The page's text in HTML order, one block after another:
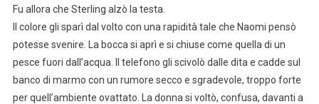
Fu allora che Sterling alzò la testa.
Il colore gli sparì dal volto con una rapidità tale che Naomi pensò
potesse svenire. La bocca si aprì e si chiuse come quella di un
pesce fuori dall’acqua. Il telefono gli scivolò dalle dita e cadde sul
banco di marmo con un rumore secco e sgradevole, troppo forte
per quell’ambiente ovattato. La donna si voltò, confusa, davanti a